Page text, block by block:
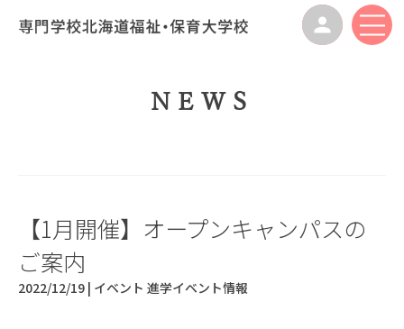
NEWS
【1月開催】オープンキャンパスの
ご案内
2022/12/19 | イベント 進学イベント情報